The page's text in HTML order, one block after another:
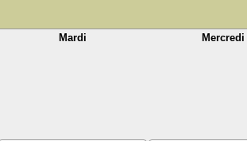
Mardi Mercredi